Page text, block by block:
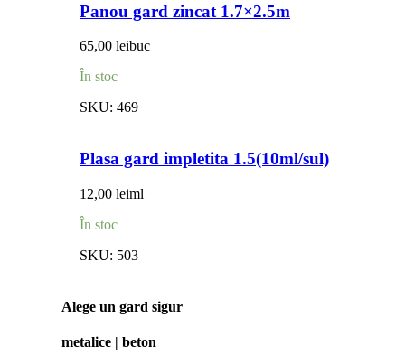
Panou gard zincat 1.7×2.5m
65,00 leibuc
În stoc
SKU: 469
Plasa gard impletita 1.5(10ml/sul)
12,00 leiml
În stoc
SKU: 503
Alege un gard sigur
metalice | beton